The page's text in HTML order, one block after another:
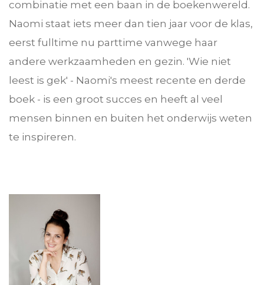
combinatie met een baan in de boekenwereld.
Naomi staat iets meer dan tien jaar voor de klas,
eerst fulltime nu parttime vanwege haar
andere werkzaamheden en gezin. 'Wie niet
leest is gek' - Naomi's meest recente en derde
boek - is een groot succes en heeft al veel
mensen binnen en buiten het onderwijs weten
te inspireren.